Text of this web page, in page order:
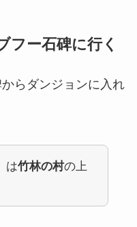
フー石碑に行く
らダンジョンに入れ
は竹林の村の上